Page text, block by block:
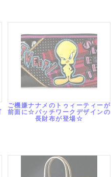
ご機嫌ナナメのトゥィーティーが
前面に☆パッチワークデザインの
長財布が登場☆